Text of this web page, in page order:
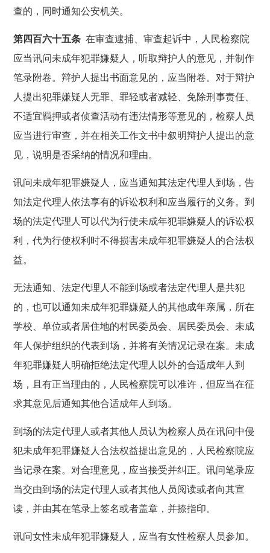
查的，同时通知公安机关。
第四百六十五条 在审查逮捕、审查起诉中，人民检察院
应当讯问未成年犯罪嫌疑人，听取辩护人的意见，并制作
笔录附卷。辩护人提出书面意见的，应当附卷。对于辩护
人提出犯罪嫌疑人无罪、罪轻或者减轻、免除刑事责任、
不适宜羁押或者侦查活动有违法情形等意见的，检察人员
应当进行审查，并在相关工作文书中叙明辩护人提出的意
见，说明是否采纳的情况和理由。
讯问未成年犯罪嫌疑人，应当通知其法定代理人到场，告
知法定代理人依法享有的诉讼权利和应当履行的义务。到
场的法定代理人可以代为行使未成年犯罪嫌疑人的诉讼权
利，代为行使权利时不得损害未成年犯罪嫌疑人的合法权
益。
无法通知、法定代理人不能到场或者法定代理人是共犯
的，也可以通知未成年犯罪嫌疑人的其他成年亲属，所在
学校、单位或者居住地的村民委员会、居民委员会、未成
年人保护组织的代表到场，并将有关情况记录在案。未成
年犯罪嫌疑人明确拒绝法定代理人以外的合适成年人到
场，且有正当理由的，人民检察院可以准许，但应当在征
求其意见后通知其他合适成年人到场。
到场的法定代理人或者其他人员认为检察人员在讯问中侵
犯未成年犯罪嫌疑人合法权益提出意见的，人民检察院应
当记录在案。对合理意见，应当接受并纠正。讯问笔录应
当交由到场的法定代理人或者其他人员阅读或者向其宣
读，并由其在笔录上签名或者盖章，并捺指印。
讯问女性未成年犯罪嫌疑人，应当有女性检察人员参加。